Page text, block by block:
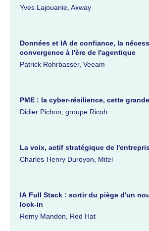
Yves Lajouanie, Axway
Données et IA de confiance, la
convergence à l'ère de l'agentique
Patrick Rohrbasser, Veeam
PME : la cyber-résilience, cette
Didier Pichon, groupe Ricoh
La voix, actif stratégique de
Charles-Henry Duroyon, Mitel
IA Full Stack : sortir du piège d'un
lock-in
Remy Mandon, Red Hat